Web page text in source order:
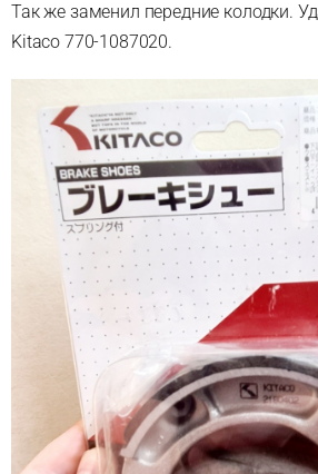
Так же заменил передние колодки.
Kitaco 770-1087020.